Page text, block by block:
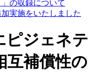
の収録について
実施をいたしました
ピジェネテ
互補償性の